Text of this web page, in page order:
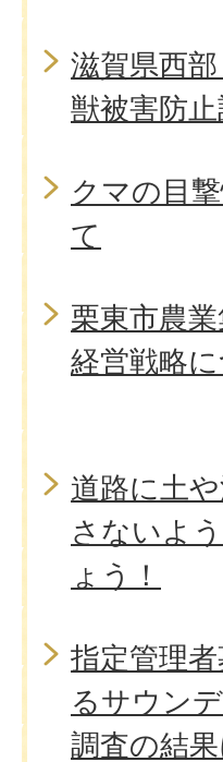
滋賀県西
獣被害防
クマの目
て
栗東市農
経営戦略
道路に土
さないよ
ょう！
指定管理
るサウン
調査の結